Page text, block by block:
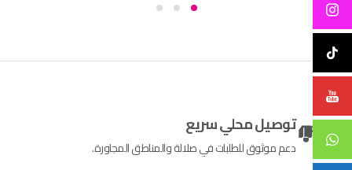
توصيل محلي سريع
دعم موثوق للطلبات في صلالة والمناطق المجاورة.